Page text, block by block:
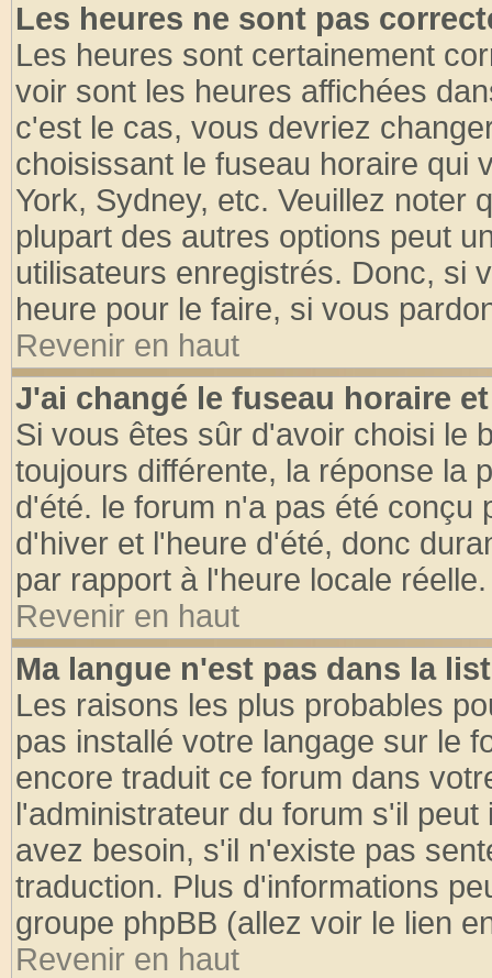
Les heures ne sont pas
Les heures sont certainement
voir sont les heures affichées
c'est le cas, vous devriez
choisissant le fuseau horaire qui
York, Sydney, etc. Veuillez noter
plupart des autres options peut
utilisateurs enregistrés. Donc, si
heure pour le faire, si vous
Revenir en haut
J'ai changé le fuseau horaire
Si vous êtes sûr d'avoir choisi le
toujours différente, la réponse la
d'été. le forum n'a pas été conçu
d'hiver et l'heure d'été, donc
par rapport à l'heure locale réelle.
Revenir en haut
Ma langue n'est pas dans la
Les raisons les plus probables
pas installé votre langage sur le
encore traduit ce forum dans
l'administrateur du forum s'il
avez besoin, s'il n'existe pas
traduction. Plus d'informations
groupe phpBB (allez voir le lien
Revenir en haut